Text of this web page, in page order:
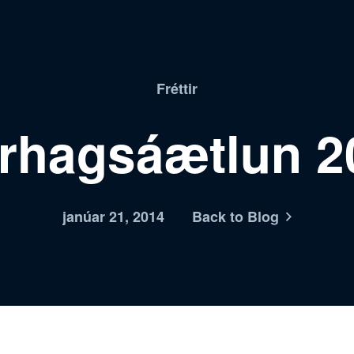
Fréttir
janúar 21, 2014 Back to Blog